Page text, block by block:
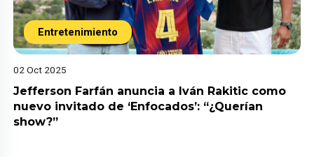
Entretenimiento
02 Oct 2025
Jefferson Farfán anuncia a Iván Rakitic como
nuevo invitado de ‘Enfocados’: “¿Querían
show?”